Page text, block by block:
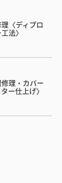
〈ディプロ
法〉
理・カバー
ー仕上げ〉